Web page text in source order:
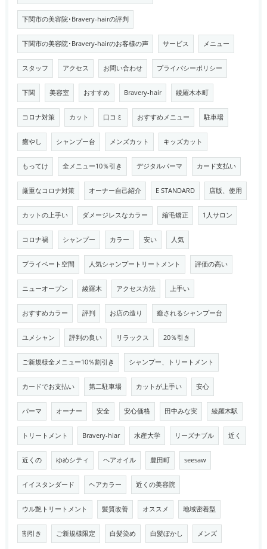
下関市の美容院･Bravery-hairの評判
下関市の美容院･Bravery-hairのお客様の声 サービス メニュー
スタッフ アクセス お問い合わせ プライバシーポリシー
下関 美容室 おすすめ Bravery-hair 綾羅木本町
コロナ対策 カット 口コミ おすすめメニュー 駐車場
癒やし シャンプー台 メンズカット キッズカット
もってけ 全メニュー10％引き デジタルパーマ カード支払い
厳重なコロナ対策 オーナー自己紹介 E STANDARD 店版、使用
カットの上手い ダメージレスなカラー 縮毛矯正 1人サロン
コロナ禍 シャンプー カラー 安い 人気
プライベート空間 人気シャンプートリートメント 評価の高い
ニューオープン 綾羅木 アクセス方法 上手い
おすすめカラー 評判 お店の造り 癒されるシャンプー台
ユメシャン 評判の良い リラックス 20％引き
ご新規様全メニュー10％割引き シャンプー、トリートメント
カードでお支払い 第二駐車場 カットが上手い 安心
パーマ オーナー 安全 安心価格 田中みな実 綾羅木駅
トリートメント Bravery-hiar 水産大学 リーズナブル 近く
近くの ゆめシティ ヘアオイル 豊田町 seesaw
イイスタンダード ヘアカラー 近くの美容院
ウル艶トリートメント 髪質改善 オススメ 地域密着型
割引き ご新規様限定 白髪染め 白髪ぼかし メンズ